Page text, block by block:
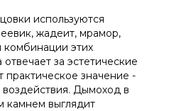
используются
жадеит, мрамор,
этих
за эстетические
практическое значение -
Дымоход в
камнем выглядит